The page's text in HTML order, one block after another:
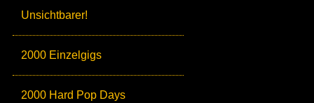
Unsichtbarer!
2000 Einzelgigs
2000 Hard Pop Days